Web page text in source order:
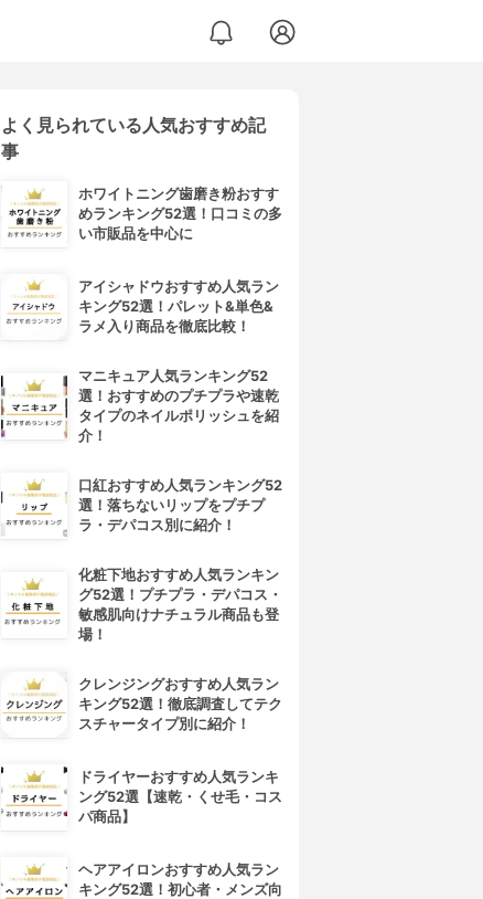
よく見られている人気おすすめ記
事
ホワイトニング歯磨き粉おすす
めランキング52選！口コミの多
い市販品を中心に
アイシャドウおすすめ人気ラン
キング52選！パレット&単色&
ラメ入り商品を徹底比較！
マニキュア人気ランキング52
選！おすすめのプチプラや速乾
タイプのネイルポリッシュを紹
介！
口紅おすすめ人気ランキング52
選！落ちないリップをプチプ
ラ・デパコス別に紹介！
化粧下地おすすめ人気ランキン
グ52選！プチプラ・デパコス・
敏感肌向けナチュラル商品も登
場！
クレンジングおすすめ人気ラン
キング52選！徹底調査してテク
スチャータイプ別に紹介！
ドライヤーおすすめ人気ランキ
ング52選【速乾・くせ毛・コス
パ商品】
ヘアアイロンおすすめ人気ラン
キング52選！初心者・メンズ向